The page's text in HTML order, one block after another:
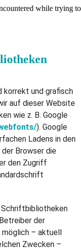
korrekt und grafisch
auf dieser Website
wie z. B. Google
). Google
Ladens in den
Browser die
den Zugriff
der
– aktuell
Zwecken –